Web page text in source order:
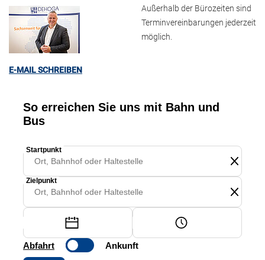
E-MAIL SCHREIBEN
Außerhalb der Bürozeiten sind
Terminvereinbarungen jederzeit
möglich.